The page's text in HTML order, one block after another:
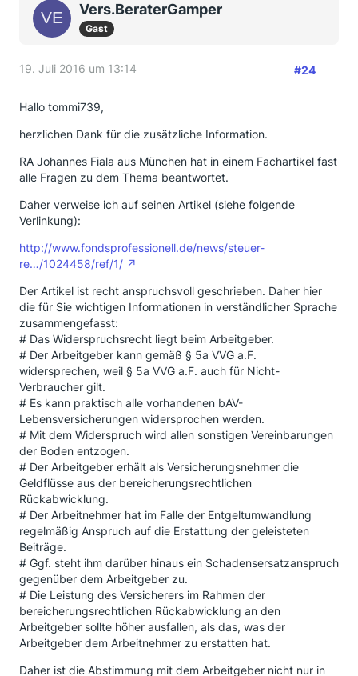
Vers.BeraterGamper
Gast
19. Juli 2016 um 13:14 #24
Hallo tommi739,
herzlichen Dank für die zusätzliche Information.
RA Johannes Fiala aus München hat in einem Fachartikel fast
alle Fragen zu dem Thema beantwortet.
Daher verweise ich auf seinen Artikel (siehe folgende
Verlinkung):
http://www.fondsprofessionell.de/news/steuer-
re…/1024458/ref/1/
Der Artikel ist recht anspruchsvoll geschrieben. Daher hier
die für Sie wichtigen Informationen in verständlicher Sprache
zusammengefasst:
# Das Widerspruchsrecht liegt beim Arbeitgeber.
# Der Arbeitgeber kann gemäß § 5a VVG a.F.
widersprechen, weil § 5a VVG a.F. auch für Nicht-
Verbraucher gilt.
# Es kann praktisch alle vorhandenen bAV-
Lebensversicherungen widersprochen werden.
# Mit dem Widerspruch wird allen sonstigen Vereinbarungen
der Boden entzogen.
# Der Arbeitgeber erhält als Versicherungsnehmer die
Geldflüsse aus der bereicherungsrechtlichen
Rückabwicklung.
# Der Arbeitnehmer hat im Falle der Entgeltumwandlung
regelmäßig Anspruch auf die Erstattung der geleisteten
Beiträge.
# Ggf. steht ihm darüber hinaus ein Schadensersatzanspruch
gegenüber dem Arbeitgeber zu.
# Die Leistung des Versicherers im Rahmen der
bereicherungsrechtlichen Rückabwicklung an den
Arbeitgeber sollte höher ausfallen, als das, was der
Arbeitgeber dem Arbeitnehmer zu erstatten hat.
Daher ist die Abstimmung mit dem Arbeitgeber nicht nur in